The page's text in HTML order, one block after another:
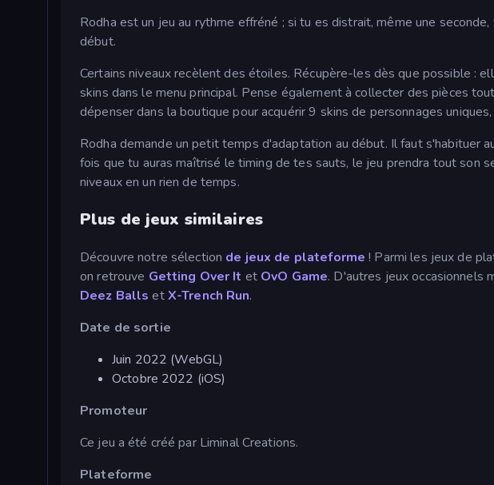
Rodha est un jeu au rythme effréné ; si tu es distrait, même une
début.
Certains niveaux recèlent des étoiles. Récupère-les dès que possible :
skins dans le menu principal. Pense également à collecter des pièces
dépenser dans la boutique pour acquérir 9 skins de personnages
Rodha demande un petit temps d'adaptation au début. Il faut s'habituer
fois que tu auras maîtrisé le timing de tes sauts, le jeu prendra tout son
niveaux en un rien de temps.
Plus de jeux similaires
Découvre notre sélection de jeux de plateforme ! Parmi les jeux de
on retrouve Getting Over It et OvO Game. D'autres jeux occasionnels
Deez Balls etX-Trench Run.
Date de sortie
Juin 2022 (WebGL)
Octobre 2022 (iOS)
Promoteur
Ce jeu a été créé par Liminal Creations.
Plateforme